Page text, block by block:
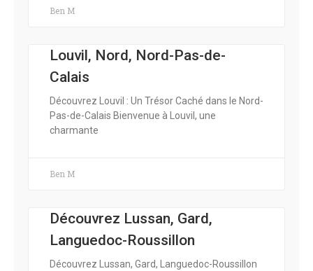
Ben M
Louvil, Nord, Nord-Pas-de-
Calais
Découvrez Louvil : Un Trésor Caché dans le Nord-
Pas-de-Calais Bienvenue à Louvil, une
charmante
Ben M
Découvrez Lussan, Gard,
Languedoc-Roussillon
Découvrez Lussan, Gard, Languedoc-Roussillon